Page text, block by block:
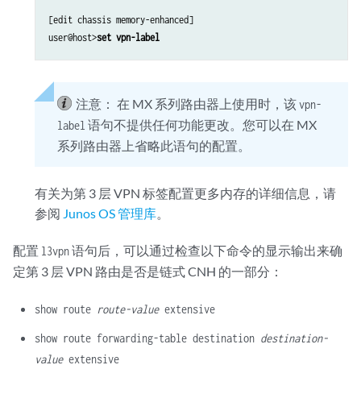
[edit chassis memory-enhanced]
user@host>set vpn-label
注意： 在 MX 系列路由器上使用时，该vpn-
label 语句不提供任何功能更改。您可以在 MX
系列路由器上省略此语句的配置。
有关为第 3 层 VPN 标签配置更多内存的详细信息，请
参阅 Junos OS 管理库
配置 l3vpn语句后，可以通过检查以下命令的显示输出来确
定第 3 层 VPN 路由是否是链式 CNH 的一部分：
show route route-valueextensive
show route forwarding-table destination destination-
valueextensive